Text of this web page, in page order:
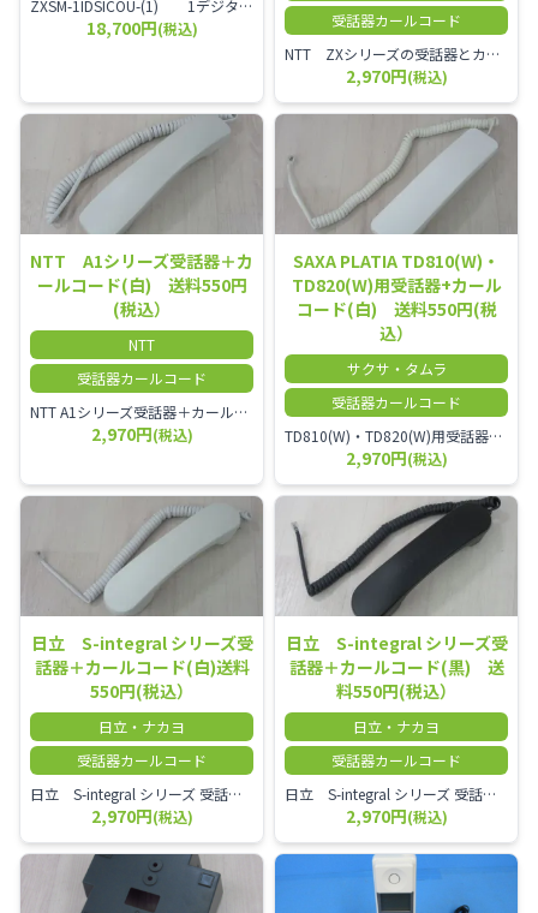
ZXSM-1IDSICOU-(1) 1デジタル局線ユニット
18,700円(税込)
受話器カールコード
NTT ZXシリーズの受話器とカールコードセット／本商品は中古品となります。 写真では分かりにくいキズ・汚れなどの使用感があります。 経年変化で日焼けの色味が強くなる場合がございます。 予めご理解・ご了承頂きますようお願いいたします。
2,970円(税込)
NTT A1シリーズ受話器＋カ
ールコード(白) 送料550円
(税込）
NTT
受話器カールコード
NTT A1シリーズ受話器＋カールコード セット／本商品は中古品となります。 写真では分かりにくいキズ・汚れなどの使用感があります。 経年変化で日焼けの色味が強くなる場合がございます。 予めご理解・ご了承頂きますようお願いいたします。
2,970円(税込)
SAXA PLATIA TD810(W)・
TD820(W)用受話器+カール
コード(白) 送料550円(税
込）
サクサ・タムラ
受話器カールコード
TD810(W)・TD820(W)用受話器＋カールコード セット／本商品は中古品となります。 写真では分かりにくいキズ・汚れなどの使用感があります。 予めご理解・ご了承頂きますようお願いいたします。
2,970円(税込)
日立 S-integral シリーズ受
話器＋カールコード(白)送料
550円(税込）
日立・ナカヨ
受話器カールコード
日立 S-integral シリーズ 受話器＋カールコード セット（白）／本商品は中古品となります。 写真では分かりにくいキズ・汚れなどの使用感があります。 経年変化で日焼けの色味が強くなる場合がございます。 予めご理解・ご了承頂きますようお願いいたします。
2,970円(税込)
日立 S-integral シリーズ受
話器＋カールコード(黒) 送
料550円(税込）
日立・ナカヨ
受話器カールコード
日立 S-integral シリーズ 受話器＋カールコード セット（黒）／本商品は中古品となります。 写真では分かりにくいキズ・汚れなどの使用感があります。 経年変化で日焼けの色味が強くなる場合がございます。 予めご理解・ご了承頂きますようお願いいたします。
2,970円(税込)